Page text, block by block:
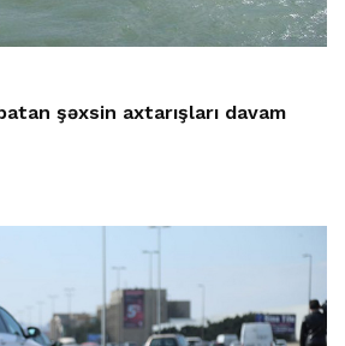
şəxsin axtarışları davam